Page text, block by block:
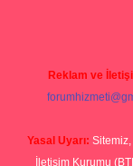
Reklam ve
Yasal Uyarı:
İletişim Kurumu